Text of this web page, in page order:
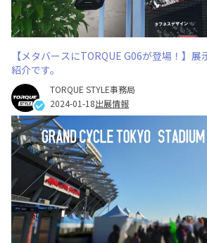
【メタバースにTORQUE G06が登場！】
紹介です。
TORQUE STYLE事務局
2024-01-18出展情報